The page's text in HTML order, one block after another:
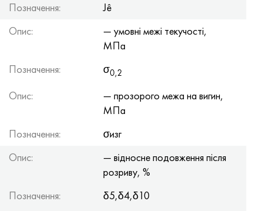
Позначення:
Jê
Опис:
— умовні межі текучості,
МПа
Позначення:
σ0,2
Опис:
— прозорого межа на вигин,
МПа
Позначення:
σизг
Опис:
— відносне подовження після
розриву, %
Позначення:
δ5,δ4,δ10